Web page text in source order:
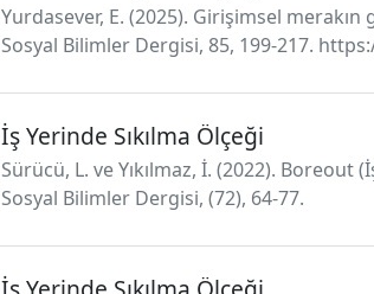
Yurdasever, E. (2025). Girişimsel
Sosyal Bilimler Dergisi, 85, 199-217.
İş Yerinde Sıkılma Ölçeği
Sürücü, L. ve Yıkılmaz, İ. (2022).
Sosyal Bilimler Dergisi, (72), 64-77.